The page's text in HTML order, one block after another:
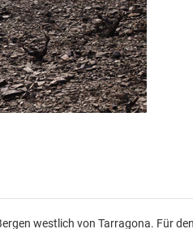
westlich von Tarragona. Für